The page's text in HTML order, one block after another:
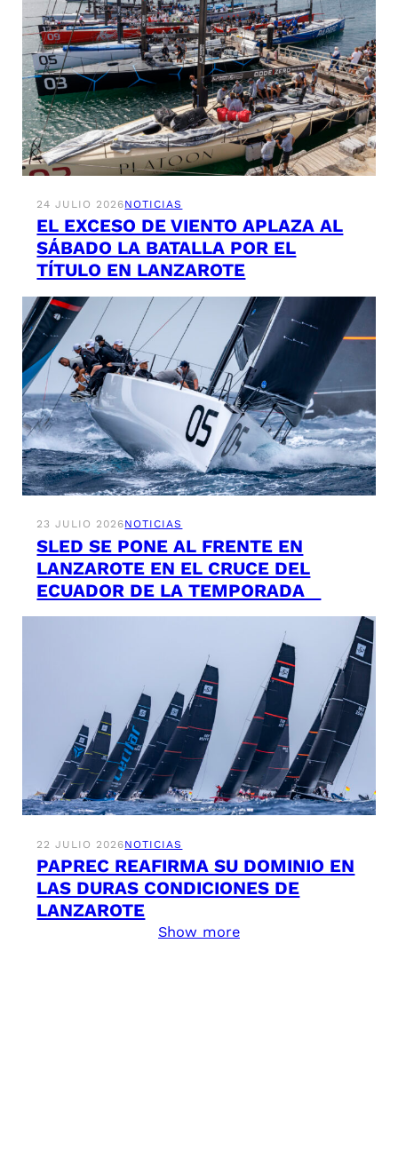
24 JULIO 2026NOTICIAS
EL EXCESO DE VIENTO APLAZA AL
SÁBADO LA BATALLA POR EL
TÍTULO EN LANZAROTE
23 JULIO 2026NOTICIAS
SLED SE PONE AL FRENTE EN
LANZAROTE EN EL CRUCE DEL
ECUADOR DE LA TEMPORADA
22 JULIO 2026NOTICIAS
PAPREC REAFIRMA SU DOMINIO EN
LAS DURAS CONDICIONES DE
LANZAROTE
Show more